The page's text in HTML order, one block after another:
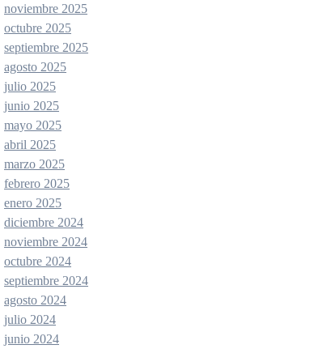
noviembre 2025
octubre 2025
septiembre 2025
agosto 2025
julio 2025
junio 2025
mayo 2025
abril 2025
marzo 2025
febrero 2025
enero 2025
diciembre 2024
noviembre 2024
octubre 2024
septiembre 2024
agosto 2024
julio 2024
junio 2024